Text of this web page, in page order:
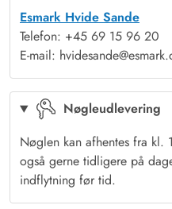
på nettet.
Tæt på Lyngvig fyr og et
FerieområdetNr. Lyngviger
der rager højt op i det flotte
besøgende fra det tidlige
måned. Herfra har du en
hedelandskab ogRingkøbing
er noget for sig. Det er stejlt,
Vesterhaver dramatisk. En
Esmark Hvide Sande
Telefon: +45 69 15 96 20
E-mail:
Nøgleudlevering
Nøglen kan afhentes fra
også gerne tidligere på
indflytning før tid.